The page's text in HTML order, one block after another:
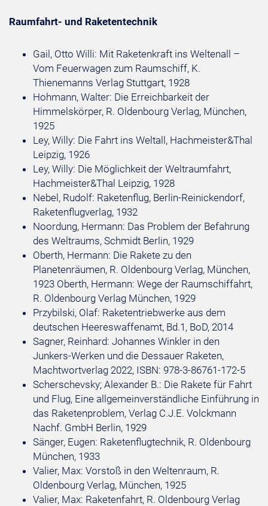
Raumfahrt- und Raketentechnik
Gail, Otto Willi: Mit Raketenkraft ins Weltenall –
Vom Feuerwagen zum Raumschiff, K.
Thienemanns Verlag Stuttgart, 1928
Hohmann, Walter: Die Erreichbarkeit der
Himmelskörper, R. Oldenbourg Verlag, München,
1925
Ley, Willy: Die Fahrt ins Weltall, Hachmeister&Thal
Leipzig, 1926
Ley, Willy: Die Möglichkeit der Weltraumfahrt,
Hachmeister&Thal Leipzig, 1928
Nebel, Rudolf: Raketenflug, Berlin-Reinickendorf,
Raketenflugverlag, 1932
Noordung, Hermann: Das Problem der Befahrung
des Weltraums, Schmidt Berlin, 1929
Oberth, Hermann: Die Rakete zu den
Planetenräumen, R. Oldenbourg Verlag, München,
1923 Oberth, Hermann: Wege der Raumschiffahrt,
R. Oldenbourg Verlag München, 1929
Przybilski, Olaf: Raketentriebwerke aus dem
deutschen Heereswaffenamt, Bd.1, BoD, 2014
Sagner, Reinhard: Johannes Winkler in den
Junkers-Werken und die Dessauer Raketen,
Machtwortverlag 2022, ISBN: 978-3-86761-172-5
Scherschevsky; Alexander B.: Die Rakete für Fahrt
und Flug, Eine allgemeinverständliche Einführung in
das Raketenproblem, Verlag C.J.E. Volckmann
Nachf. GmbH Berlin, 1929
Sänger, Eugen: Raketenflugtechnik, R. Oldenbourg
München, 1933
Valier, Max: Vorstoß in den Weltenraum, R.
Oldenbourg Verlag, München, 1925
Valier, Max: Raketenfahrt, R. Oldenbourg Verlag